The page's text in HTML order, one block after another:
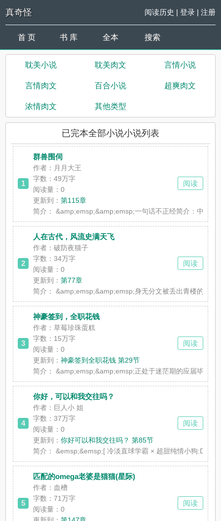
真奇怪 阅读历史 | 登录| 注册
首 页 书 库 全本 搜索
耽美小说 耽美肉文 言情小说
言情肉文 百合小说 超爽肉文
浓情肉文 其他类型
已完本全部小说小说列表
1
群兽围伺
作者：月月大王
字数：49万字
阅读量：0
更新到：第115章
简介：
&amp;emsp;&amp;emsp;一句话不正经简介：中年
阅读
2
人在古代，风流史满天飞
作者：破防夜猫子
字数：34万字
阅读量：0
更新到：第77章
简介：
&amp;emsp;&amp;emsp;身无分文被丢出青楼的醉
阅读
3
神豪签到，全职花钱
作者：草莓珍珠蛋糕
字数：15万字
阅读量：0
更新到：神豪签到全职花钱 第29节
简介：
&amp;emsp;&amp;emsp;正处于迷茫期的应届毕业
阅读
4
你好，可以和我交往吗？
作者：巨人小 姐
字数：37万字
阅读量：0
更新到：你好可以和我交往吗？ 第85节
简介：
&emsp;&emsp;[ 冷淡直球学霸 × 超甜纯情小狗:D ］
阅读
5
匹配的omega老婆是猫猫(星际)
作者：血槽
字数：71万字
阅读量：0
阅读